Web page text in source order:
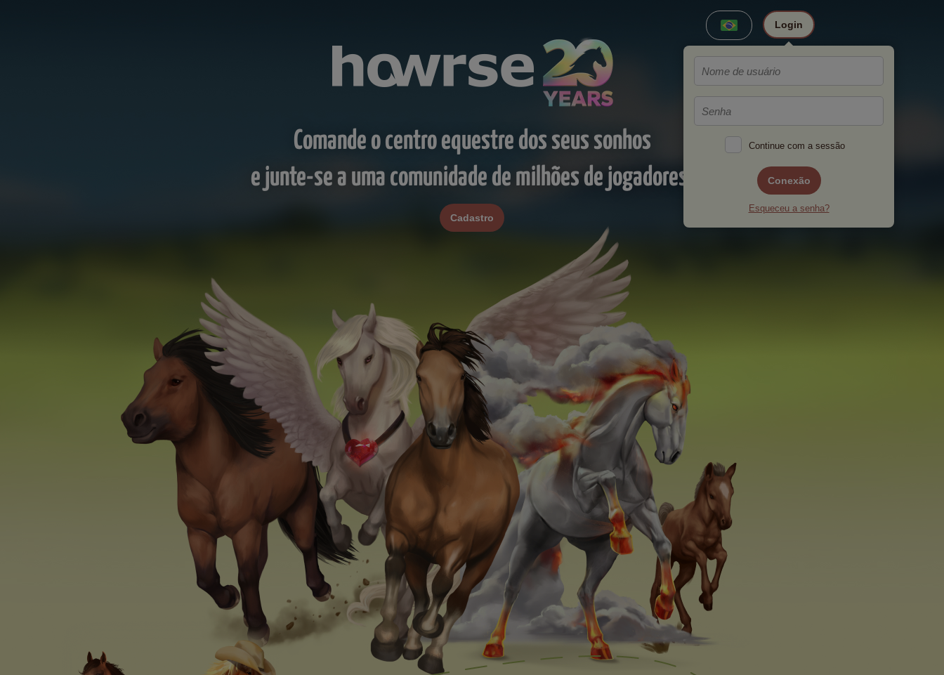
Login
Continue com a sessão
Conexão
Esqueceu a senha?
Comande o centro equestre dos seus sonhos
e junte-se a uma comunidade de milhões de jogadores!
Cadastro